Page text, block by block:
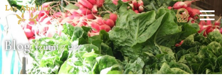
Blog izumiブログ